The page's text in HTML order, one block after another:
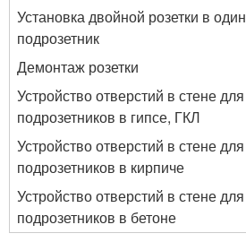
Установка двойной розетки в один
подрозетник
Демонтаж розетки
Устройство отверстий в стене для
подрозетников в гипсе, ГКЛ
Устройство отверстий в стене для
подрозетников в кирпиче
Устройство отверстий в стене для
подрозетников в бетоне